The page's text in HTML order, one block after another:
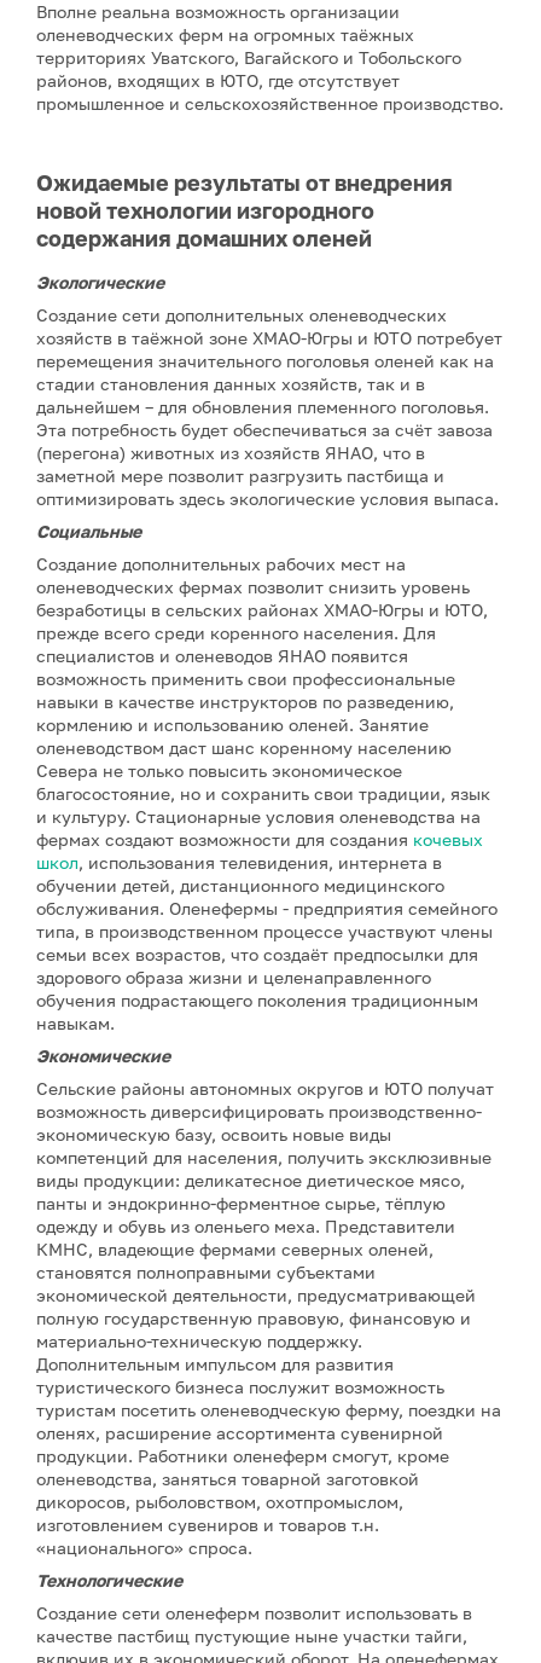
Вполне реальна возможность организации
оленеводческих ферм на огромных таёжных
территориях Уватского, Вагайского и Тобольского
районов, входящих в ЮТО, где отсутствует
промышленное и сельскохозяйственное производство.
Ожидаемые результаты от внедрения
новой технологии изгородного
содержания домашних оленей
Экологические
Создание сети дополнительных оленеводческих
хозяйств в таёжной зоне ХМАО-Югры и ЮТО потребует
перемещения значительного поголовья оленей как на
стадии становления данных хозяйств, так и в
дальнейшем – для обновления племенного поголовья.
Эта потребность будет обеспечиваться за счёт завоза
(перегона) животных из хозяйств ЯНАО, что в
заметной мере позволит разгрузить пастбища и
оптимизировать здесь экологические условия выпаса.
Социальные
Создание дополнительных рабочих мест на
оленеводческих фермах позволит снизить уровень
безработицы в сельских районах ХМАО-Югры и ЮТО,
прежде всего среди коренного населения. Для
специалистов и оленеводов ЯНАО появится
возможность применить свои профессиональные
навыки в качестве инструкторов по разведению,
кормлению и использованию оленей. Занятие
оленеводством даст шанс коренному населению
Севера не только повысить экономическое
благосостояние, но и сохранить свои традиции, язык
и культуру. Стационарные условия оленеводства на
фермах создают возможности для создания кочевых
школ, использования телевидения, интернета в
обучении детей, дистанционного медицинского
обслуживания. Оленефермы - предприятия семейного
типа, в производственном процессе участвуют члены
семьи всех возрастов, что создаёт предпосылки для
здорового образа жизни и целенаправленного
обучения подрастающего поколения традиционным
навыкам.
Экономические
Сельские районы автономных округов и ЮТО получат
возможность диверсифицировать производственно-
экономическую базу, освоить новые виды
компетенций для населения, получить эксклюзивные
виды продукции: деликатесное диетическое мясо,
панты и эндокринно-ферментное сырье, тёплую
одежду и обувь из оленьего меха. Представители
КМНС, владеющие фермами северных оленей,
становятся полноправными субъектами
экономической деятельности, предусматривающей
полную государственную правовую, финансовую и
материально-техническую поддержку.
Дополнительным импульсом для развития
туристического бизнеса послужит возможность
туристам посетить оленеводческую ферму, поездки на
оленях, расширение ассортимента сувенирной
продукции. Работники оленеферм смогут, кроме
оленеводства, заняться товарной заготовкой
дикоросов, рыболовством, охотпромыслом,
изготовлением сувениров и товаров т.н.
«национального» спроса.
Технологические
Создание сети оленеферм позволит использовать в
качестве пастбищ пустующие ныне участки тайги,